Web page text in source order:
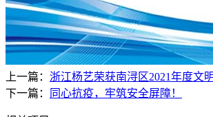
上一篇： 浙江杨艺荣获南浔区2021年度文
下一篇：
同心抗疫，牢筑安全屏障！